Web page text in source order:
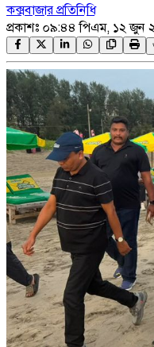
কক্সবাজার প্রতিনিধি
প্রকাশঃ ০৯:৪৪ পিএম, ১২ জুন